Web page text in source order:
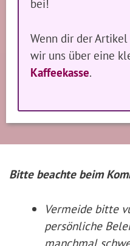
bei!
Wenn dir der
wir uns über eine
Kaffeekasse.
Bitte beachte beim
Vermeide bitte
persönliche
manchmal